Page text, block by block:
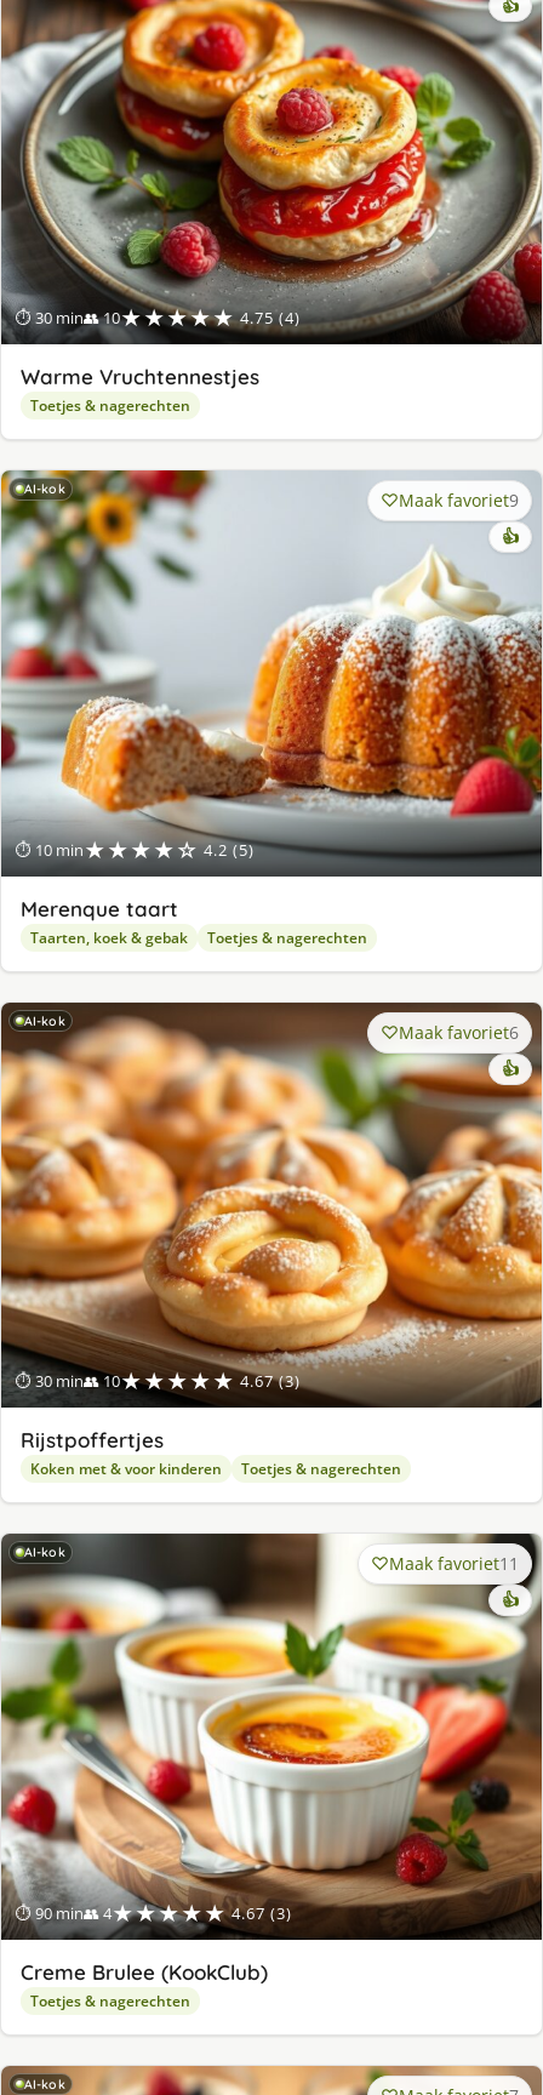
⏱ 30 min👥 10★★★★★ 4.75 (4)
👍
Warme Vruchtennestjes
Toetjes & nagerechten
AI-kok
⏱ 10 min★★★★☆ 4.2 (5)
Maak favoriet9
👍
Merenque taart
Taarten, koek & gebak Toetjes & nagerechten
AI-kok
⏱ 30 min👥 10★★★★★ 4.67 (3)
Maak favoriet6
👍
Rijstpoffertjes
Koken met & voor kinderen Toetjes & nagerechten
AI-kok
⏱ 90 min👥 4★★★★★ 4.67 (3)
Maak favoriet11
👍
Creme Brulee (KookClub)
Toetjes & nagerechten
AI-kok